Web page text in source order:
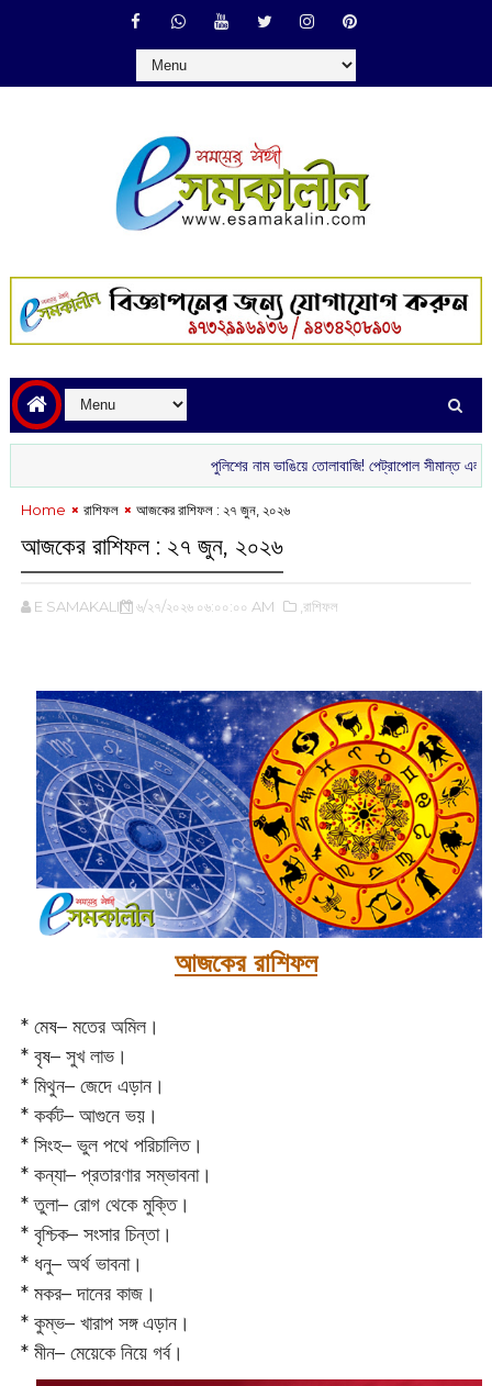
পুলিশের নাম ভাঙিয়ে তোলাবাজি! পেট্রাপোল সীমান্ত এলাকা
Home রাশিফল আজকের রাশিফল :‌ ‌‌২৭ জুন, ২০২৬
আজকের রাশিফল :‌ ‌‌২৭ জুন, ২০২৬
E SAMAKALIN ৬/২৭/২০২৬ ০৬:০০:০০ AM ,রাশিফল
আজকের রাশিফল
* মেষ– মতের অমিল।
* বৃষ– সুখ লাভ।
* মিথুন– জেদে এড়ান।
* কর্কট– আগুনে ভয়।
* সিংহ– ভুল পথে পরিচালিত।
* কন্যা– প্রতারণার সম্ভাবনা।
* তুলা– রোগ থেকে মুক্তি।
* বৃশ্চিক– সংসার চিন্তা।
* ধনু– অর্থ ভাবনা।
* মকর– দানের কাজ।‌
* কুম্ভ– খারাপ সঙ্গ এড়ান।
* মীন– মেয়েকে নিয়ে গর্ব।‌‌‌‌‌‌‌‌‌‌‌‌‌‌‌‌‌‌‌‌‌‌‌‌‌‌‌‌‌‌‌‌‌‌‌‌‌‌‌‌‌‌‌‌‌‌‌‌